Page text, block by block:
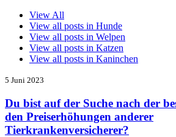
View All
View all posts in Hunde
View all posts in Welpen
View all posts in Katzen
View all posts in Kaninchen
5 Juni 2023
Du bist auf der Suche nach der
den Preiserhöhungen anderer
Tierkrankenversicherer?